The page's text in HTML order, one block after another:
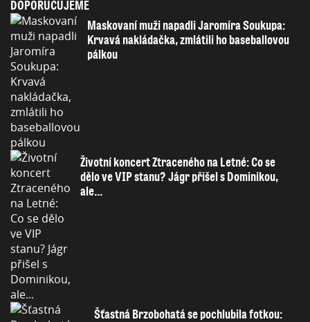
DOPORUČUJEME
Maskovaní muži napadli Jaromíra Soukupa:
Krvavá nakládačka, zmlátili ho baseballovou
pálkou
Životní koncert Ztraceného na Letné: Co se
dělo ve VIP stanu? Jágr přišel s Dominikou,
ale...
Šťastná Brzobohatá se pochlubila fotkou: